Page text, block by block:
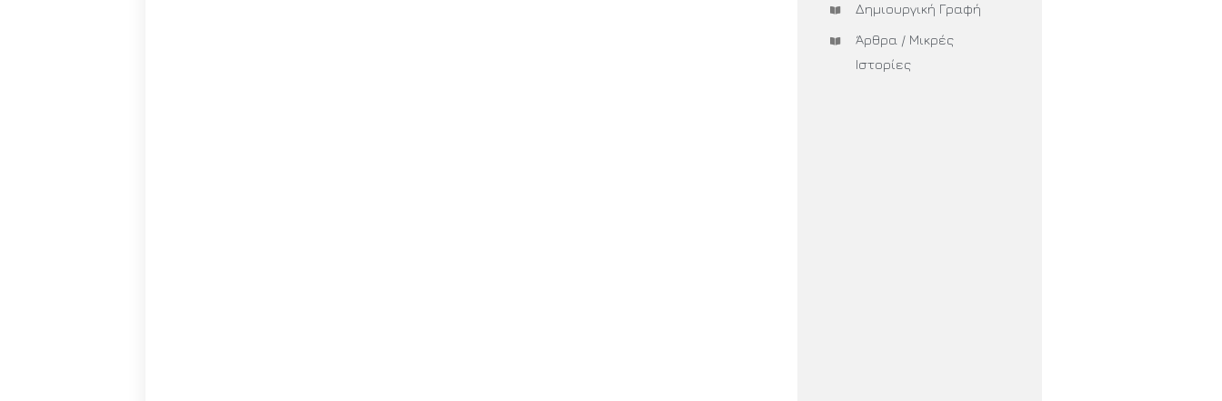
Δημιουργική Γραφή
Άρθρα / Μικρές
Ιστορίες